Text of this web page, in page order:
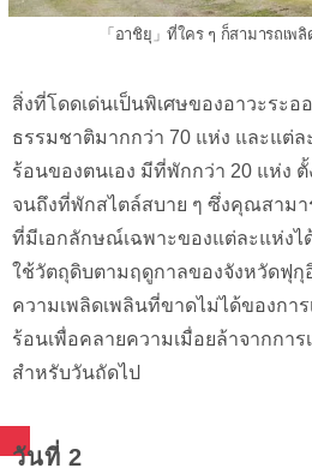
「อาชิยุ」ที่ใคร ๆ ก็สามารถเพ
สิ่งที่โดดเด่นเป็นพิเศษของอาวะระ
ธรรมชาติมากกว่า 70 แห่ง และแต่ล
ร้อนของตนเอง มีที่พักกว่า 20 แห่ง ตั้
จนถึงที่พักสไตล์สบาย ๆ ซึ่งคุณสาม
ที่มีเอกลักษณ์เฉพาะของแต่ละแห่ง
ใช้วัตถุดิบตามฤดูกาลของจังหวัดฟุกุ
ความเพลิดเพลินที่ขาดไม่ได้ของกา
ร้อนเพื่อคลายความเมื่อยล้าจากการ
สำหรับวันถัดไป
วันที่ 2